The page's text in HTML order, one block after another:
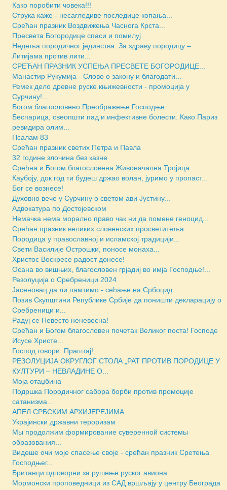
Како поробити човека!!!
Струка каже - несагледиве последице копања...
Срећан празник Воздвижења Часнога Крста...
Пресвета Богородице спаси и помилуј
Недеља породичног јединства: За здраву породицу –
Литијама против лити...
СРЕЋАН ПРАЗНИК УСПЕЊА ПРЕСВЕТЕ БОГОРОДИЦЕ...
Манастир Рукумија - Слово о закону и благодати...
Ремек дело древне руске књижевности - промоција у
Сурчину!...
Богом благословено Преображење Господње...
Беспарица, свеопшти пад и инфективне болести. Како Париз
ревидира олим...
Псалам 83
Срећан празник светих Петра и Павла
32 године злочина без казне
Срећна и Богом благословена Живоначална Тројица...
Каубоју, док год ти будеш држао волан, јуримо у пропаст...
Бoг се вознесе!
Духовно вече у Сурчину о светом ави Јустину...
Адвокатура по Достојевском
Немачка нема морално право чак ни да помене геноцид...
Срећан празник великих словенских просветитеља...
Породица у православној и исламској традицији...
Свети Василије Острошки, поносе монаха...
Христос Воскресе радост донесе!
Осана во вишњих, благословен грјадиј во имја Господње!...
Резолуција о Сребреници 2024
Јасеновац да ли памтимо - сећање на Србоцид...
Позив Скупштини Републике Србије да поништи декларацију о
Сребреници и...
Радуј се Невесто неневесна!
Срећан и Богом благословен почетак Великог поста! Господе
Исусе Христе...
Господ говори: Праштај!
РЕЗОЛУЦИЈА ОКРУГЛОГ СТОЛА „РАТ ПРОТИВ ПОРОДИЦЕ У
КУЛТУРИ – НЕВЛАДИНЕ О...
Моја отаџбина
Подршка Породичног сабора борби против промоције
сатанизма...
АПЕЛ СРБСКИМ АРХИЈЕРЕЈИМА
Украјински државни тероризам
Мы продолжим формирование суверенной системы
образования...
Видеше очи моје спасење своје - срећан празник Сретења
Господњег...
Британци одговорни за рушење руског авиона...
Мормонски проповедници из САД вршљају у центру Београда